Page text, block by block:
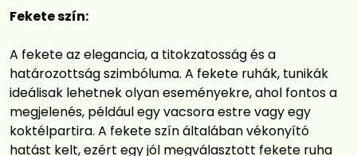
Fekete szín:
A fekete az elegancia, a titokzatosság és a
határozottság szimbóluma. A fekete ruhák, tunikák
ideálisak lehetnek olyan eseményekre, ahol fontos a
megjelenés, például egy vacsora estre vagy egy
koktélpartira. A fekete szín általában vékonyító
hatást kelt, ezért egy jól megválasztott fekete ruha